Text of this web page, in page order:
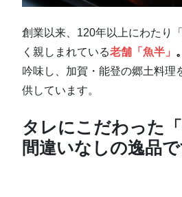
創業以来、120年以上にわたり「
く親しまれている老舗「魚半」 。
吟味し、加賀・能登の郷土料理
供しています。
タレにこだわった「
間違いなしの逸品で